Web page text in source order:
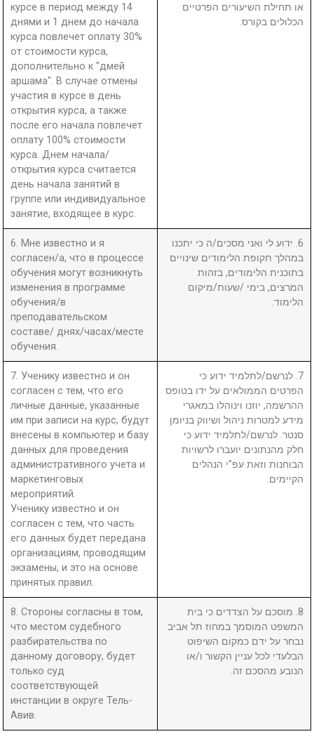
курсе в период между 14
днями и 1 днем до начала
курса повлечет оплату 30%
от стоимости курса,
дополнительно к "дмей
аршама". В случае отмены
участия в курсе в день
открытия курса, а также
после его начала повлечет
оплату 100% стоимости
курса. Днем начала/
открытия курса считается
день начала занятий в
группе или индивидуальное
занятие, входящее в курс.
או תחילת השיעורים הפרטיים
הכלולים בקורס.
6. Мне известно и я
согласен/а, что в процессе
обучения могут возникнуть
изменения в программе
обучения/в
преподавательском
составе/ днях/часах/месте
обучения.
6. ידוע לי ואני מסכים/ה כי יתכנו
במהלך תקופת הלימודים שינויים
בתוכנית הלימודים, בזהות
המרצים, בימי /שעות/מיקום
הלימוד.
7. Ученику известно и он
согласен с тем, что его
личные данные, указанные
им при записи на курс, будут
внесены в компьютер и базу
данных для проведения
административного учета и
маркетинговых
мероприятий.
Ученику известно и он
согласен с тем, что часть
его данных будет передана
организациям, проводящим
экзамены, и это на основе
принятых правил.
7. לנרשם/לתלמיד ידוע כי
הפרטים הממולאים על ידו בטופס
ההרשמה, יוזנו וינוהלו במאגרי
מידע למטרות ניהול ושיווק בניומן
סנטר. לנרשם/לתלמיד ידוע כי
חלק מהנתונים יועברו לרשויות
הבוחנות וזאת עפ"י הנהלים
הקיימים.
8. Стороны согласны в том,
что местом судебного
разбирательства по
данному договору, будет
только суд
соответствующей
инстанции в округе Тель-
Авив.
8. מוסכם על הצדדים כי בית
המשפט המוסמך במחוז תל אביב
נבחר על ידם כמקום השיפוט
הבלעדי לכל עניין הקשור ו/או
הנובע מהסכם זה.